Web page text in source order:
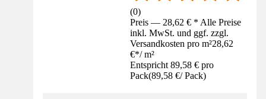
(0)
Preis — 28,62 € * Alle Preise
inkl. MwSt. und ggf. zzgl.
Versandkosten pro m²28,62
€*/ m²
Entspricht 89,58 € pro
Pack(89,58 €/ Pack)